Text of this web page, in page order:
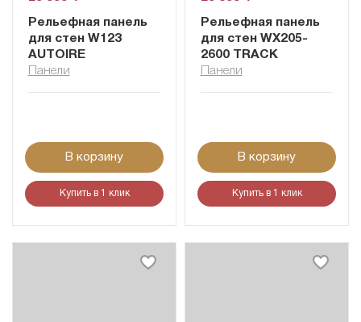
Рельефная панель
для стен W123
AUTOIRE
Панели
В корзину
Купить в 1 клик
Рельефная панель
для стен WX205-
2600 TRACK
Панели
В корзину
Купить в 1 клик